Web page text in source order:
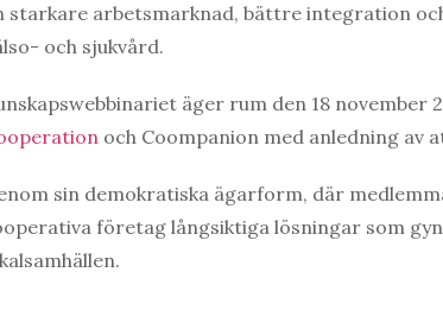
starkare arbetsmarknad, bättre integration
och sjukvård.
äger rum den 18 november
och Coompanion med anledning av
sin demokratiska ägarform, där
företag långsiktiga lösningar som